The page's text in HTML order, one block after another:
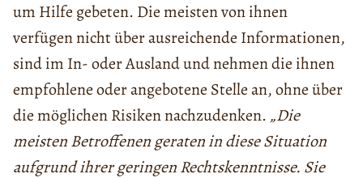
um Hilfe gebeten. Die meisten von ihnen
verfügen nicht über ausreichende Informationen,
sind im In- oder Ausland und nehmen die ihnen
empfohlene oder angebotene Stelle an, ohne über
die möglichen Risiken nachzudenken. „Die
meisten Betroffenen geraten in diese Situation
aufgrund ihrer geringen Rechtskenntnisse. Sie